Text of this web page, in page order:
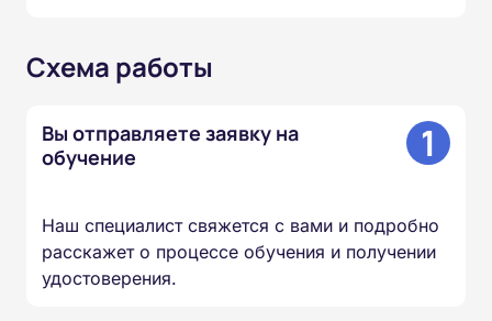
Схема работы
Вы отправляете заявку на
обучение
1
Наш специалист свяжется с вами и подробно
расскажет о процессе обучения и получении
удостоверения.